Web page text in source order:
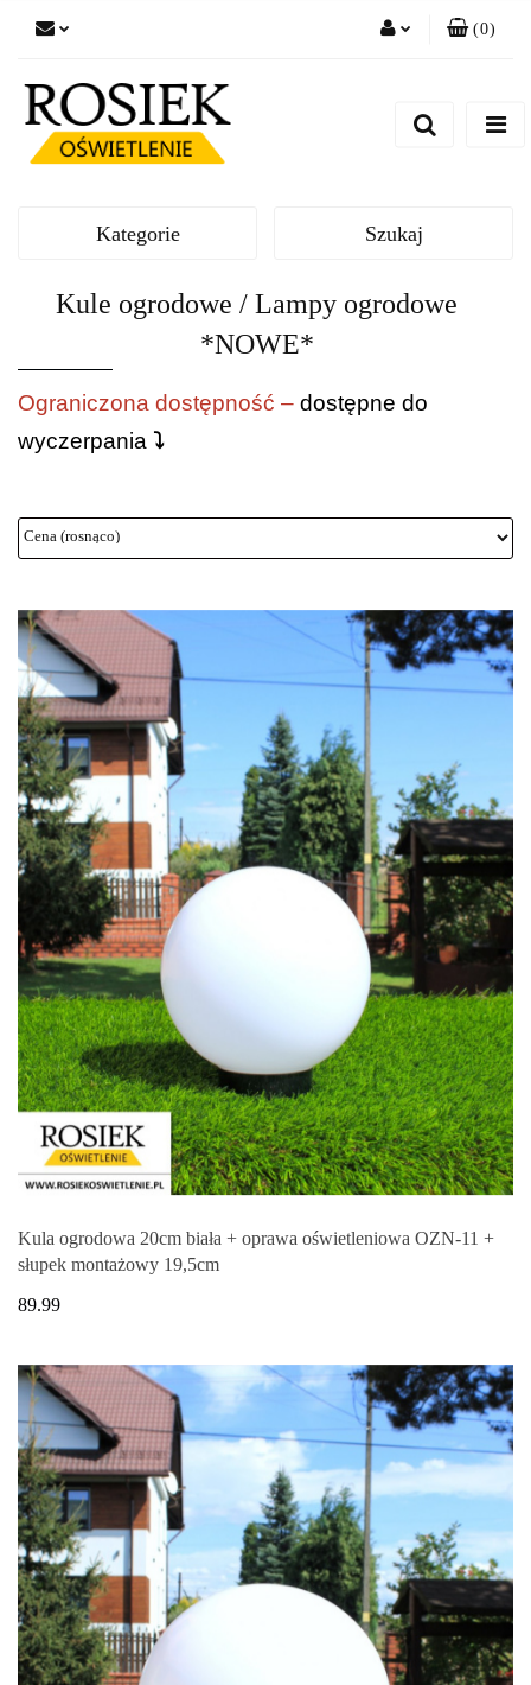
(0)
Kategorie Szukaj
Kule ogrodowe / Lampy ogrodowe
*NOWE*
Ograniczona dostępność – dostępne do
wyczerpania ⤵
Kula ogrodowa 20cm biała + oprawa oświetleniowa OZN-11 +
słupek montażowy 19,5cm
89.99